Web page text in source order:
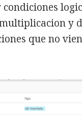
condiciones
y
que no